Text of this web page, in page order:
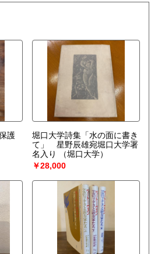
護
堀口大学詩集「水の面に書き
て」 星野辰雄宛堀口大学署
名入り
（堀口大学）
￥28,000